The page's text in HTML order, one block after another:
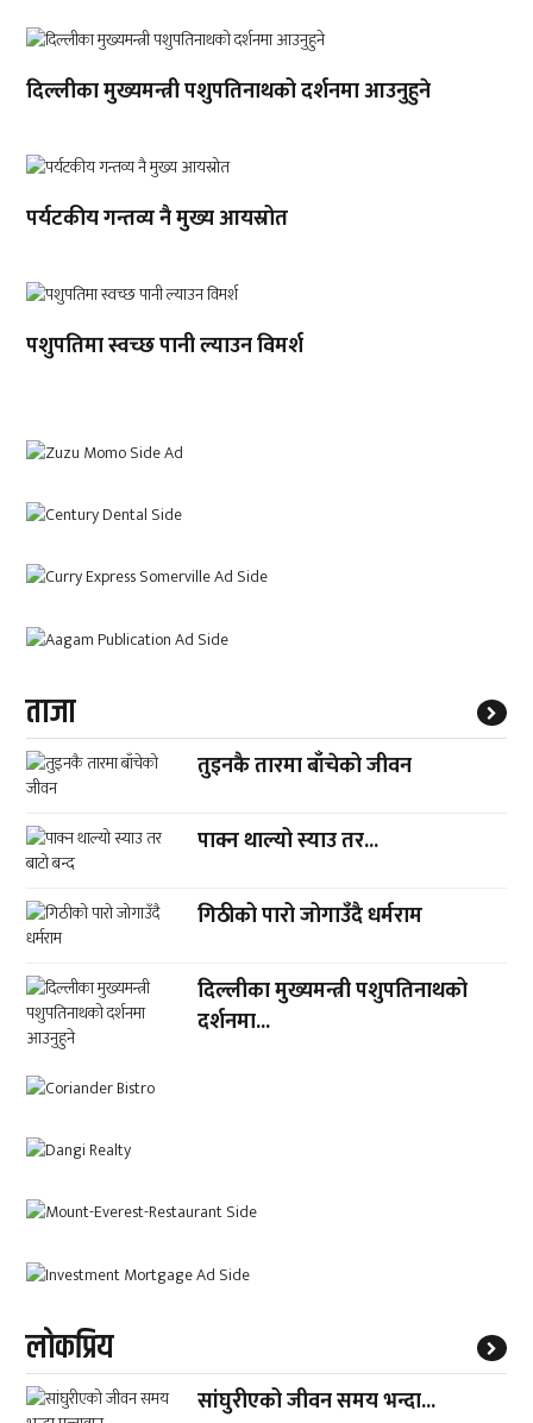
दिल्लीका मुख्यमन्त्री पशुपतिनाथको दर्शनमा आउनुहुने
पर्यटकीय गन्तव्य नै मुख्य आयस्रोत
पशुपतिमा स्वच्छ पानी ल्याउन विमर्श
ताजा
तुइनकै तारमा बाँचेको जीवन
पाक्न थाल्यो स्याउ तर...
गिठीको पारो जोगाउँदै धर्मराम
दिल्लीका मुख्यमन्त्री पशुपतिनाथको
दर्शनमा...
लाेकप्रिय
सांघुरीएको जीवन समय भन्दा...